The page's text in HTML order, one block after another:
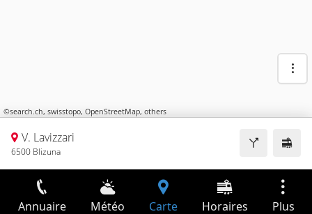
©search.ch, swisstopo, OpenStreetMap, others
V. Lavizzari
6500 Blizuna
Annuaire Météo Carte Horaires Plus